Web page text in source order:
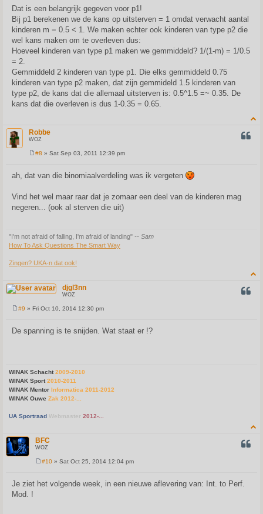
Dat is een belangrijk gegeven voor p1!
Bij p1 berekenen we de kans op uitsterven = 1 omdat verwacht aantal
kinderen m = 0.5 < 1. We maken echter ook kinderen van type p2 die
wel kans maken om te overleven dus:
Hoeveel kinderen van type p1 maken we gemmiddeld? 1/(1-m) = 1/0.5
= 2.
Gemmiddeld 2 kinderen van type p1. Die elks gemmiddeld 0.75
kinderen van type p2 maken, dat zijn gemmideld 1.5 kinderen van
type p2, de kans dat die allemaal uitsterven is: 0.5^1.5 =~ 0.35. De
kans dat die overleven is dus 1-0.35 = 0.65.
Robbe
WOZ
t
#8 » Sat Sep 03, 2011 12:39 pm
ah, dat van die binomiaalverdeling was ik vergeten
Vind het wel maar raar dat je zomaar een deel van de kinderen mag
negeren... (ook al sterven die uit)
"I'm not afraid of falling, I'm afraid of landing" -- Sam
How To Ask Questions The Smart Way
Zingen? UKA-n dat ook!
djgl3nn
WOZ
t
#9 » Fri Oct 10, 2014 12:30 pm
De spanning is te snijden. Wat staat er !?
WINAK Schacht 2009-2010
WINAK Sport 2010-2011
WINAK Mentor Informatica 2011-2012
WINAK Ouwe Zak 2012-...
UA Sportraad Webmaster 2012-...
BFC
WOZ
t
#10» Sat Oct 25, 2014 12:04 pm
Je ziet het volgende week, in een nieuwe aflevering van: Int. to Perf.
Mod. !